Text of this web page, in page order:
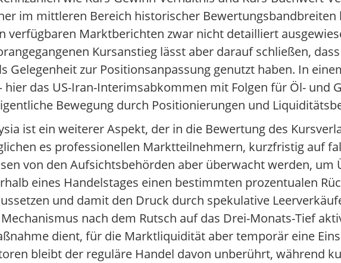
im mittleren Bereich historischer Bewertungsbandbreiten
verfügbaren Marktberichten zwar nicht detailliert
Kursanstieg lässt aber darauf schließen,
Gelegenheit zur Positionsanpassung genutzt haben. In
das US-Iran-Interimsabkommen mit Folgen für Öl- und
Bewegung durch Positionierungen und
ist ein weiterer Aspekt, der in die Bewertung des
es professionellen Marktteilnehmern, kurzfristig auf
von den Aufsichtsbehörden aber überwacht werden, um
eines Handelstages einen bestimmten prozentualen
und damit den Druck durch spekulative
nach dem Rutsch auf das Drei-Monats-Tief
dient, für die Marktliquidität aber temporär eine
bleibt der reguläre Handel davon unberührt, während